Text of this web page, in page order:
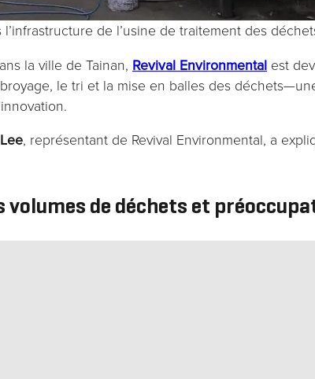
de l’usine de traitement des
la ville de Tainan, Revival Environmental est
le tri et la mise en balles des
Lee, représentant de Revival Environmental, a
volumes de déchets et